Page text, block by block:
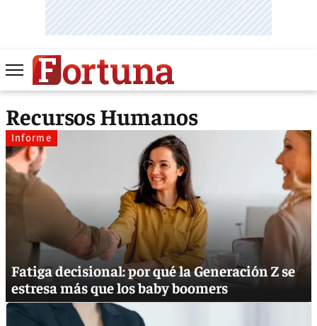
Recursos Humanos
Informe
Fatiga decisional: por qué la Generación Z se
estresa más que los baby boomers